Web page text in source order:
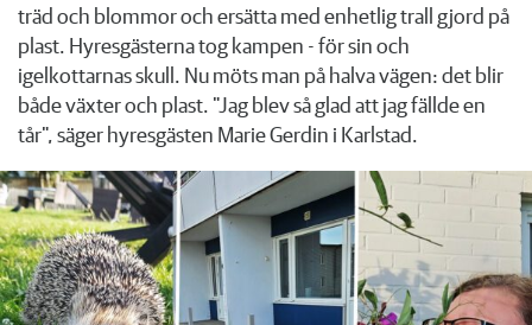
träd och blommor och ersätta med enhetlig trall gjord på
plast. Hyresgästerna tog kampen - för sin och
igelkottarnas skull. Nu möts man på halva vägen: det blir
både växter och plast. "Jag blev så glad att jag fällde en
tår", säger hyresgästen Marie Gerdin i Karlstad.